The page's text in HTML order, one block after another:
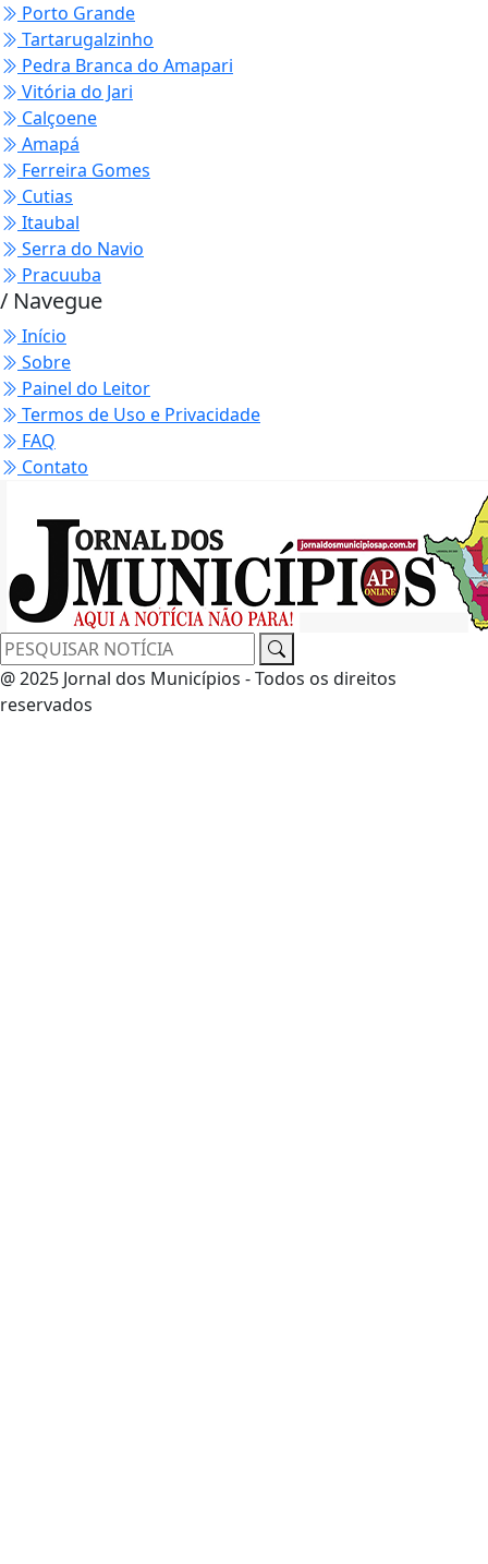
Porto Grande
Tartarugalzinho
Pedra Branca do Amapari
Vitória do Jari
Calçoene
Amapá
Ferreira Gomes
Cutias
Itaubal
Serra do Navio
Pracuuba
/ Navegue
Início
Sobre
Painel do Leitor
Termos de Uso e Privacidade
FAQ
Contato
@ 2025 Jornal dos Municípios - Todos os direitos
reservados